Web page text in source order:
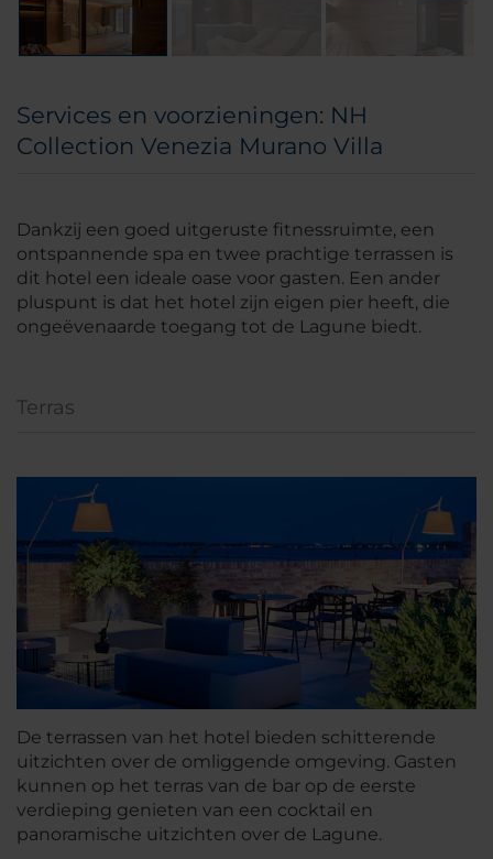
Services en voorzieningen: NH
Collection Venezia Murano Villa
Dankzij een goed uitgeruste fitnessruimte, een
ontspannende spa en twee prachtige terrassen is
dit hotel een ideale oase voor gasten. Een ander
pluspunt is dat het hotel zijn eigen pier heeft, die
ongeëvenaarde toegang tot de Lagune biedt.
Terras
De terrassen van het hotel bieden schitterende
uitzichten over de omliggende omgeving. Gasten
kunnen op het terras van de bar op de eerste
verdieping genieten van een cocktail en
panoramische uitzichten over de Lagune.